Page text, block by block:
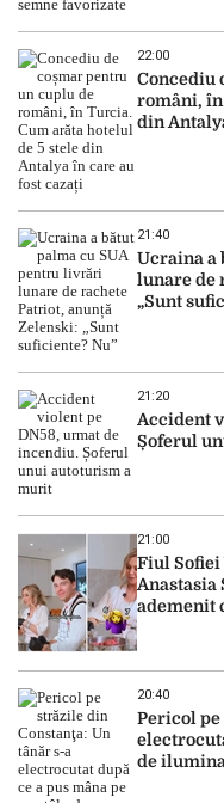
22:00
Concediu
români, în
din
21:40
Ucraina a
lunare de
„Sunt
21:20
Accident
Șoferul
21:00
Fiul Sofiei
Anastasia
ademenit
20:40
Pericol pe
de